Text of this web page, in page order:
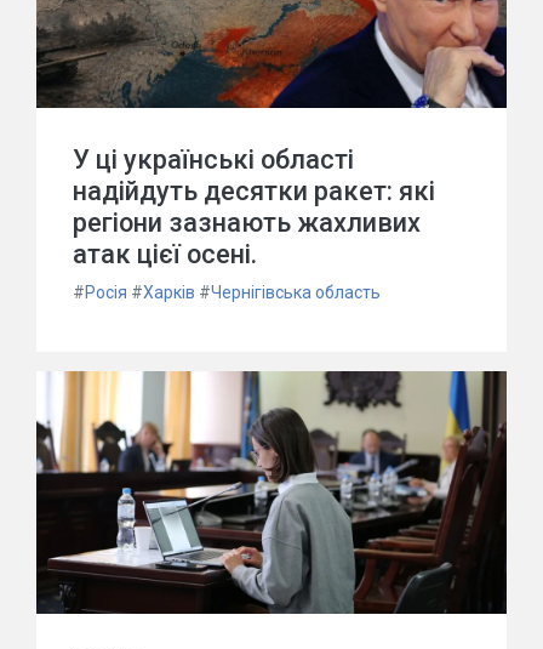
У ці українські області
надійдуть десятки ракет: які
регіони зазнають жахливих
атак цієї осені.
#Росія #Харків #Чернігівська область